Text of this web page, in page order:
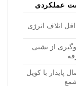
عملکردی
اتلاف انرژی
از نشتی
پایدار با کویل